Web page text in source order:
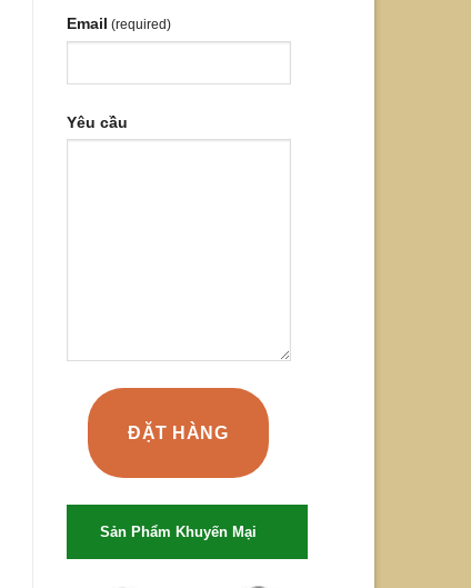
Email (required)
Yêu cầu
ĐẶT HÀNG
Sản Phẩm Khuyến Mại